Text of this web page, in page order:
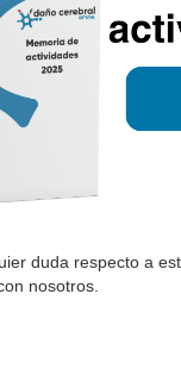
duda respecto a
nosotros.